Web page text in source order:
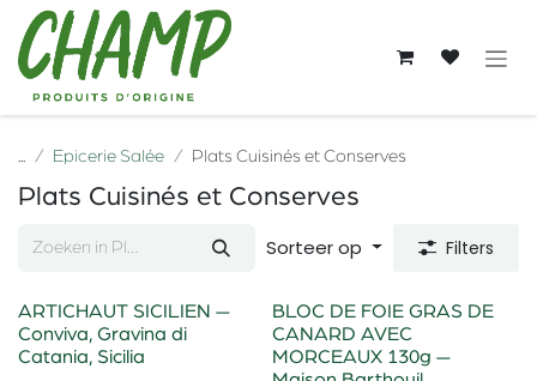
Overslaan naar inhoud
... Epicerie Salée Plats Cuisinés et Conserves
Plats Cuisinés et Conserves
Sorteer op Filters
ARTICHAUT SICILIEN —
Conviva, Gravina di
Catania, Sicilia
BLOC DE FOIE GRAS DE
CANARD AVEC
MORCEAUX 130g —